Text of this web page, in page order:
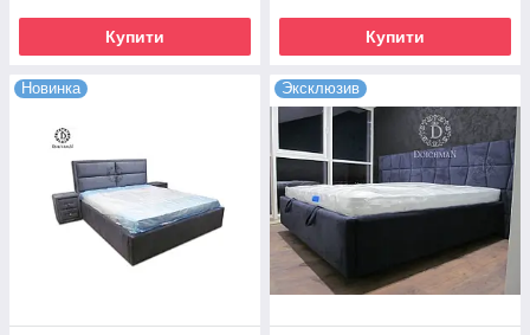
Купити Купити
Новинка Эксклюзив